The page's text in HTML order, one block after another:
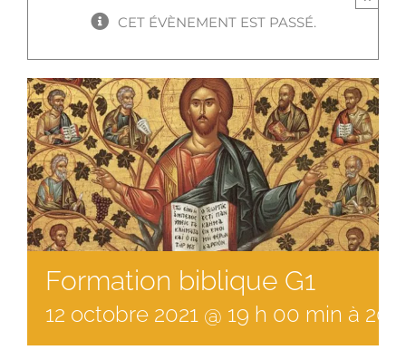
CET ÉVÈNEMENT EST PASSÉ.
Formation biblique G1
12 octobre 2021 @ 19 h 00 min à 20